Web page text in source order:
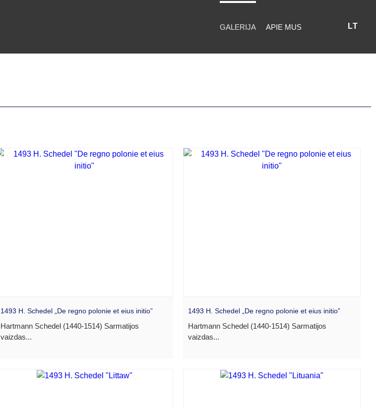
GALERIJA APIE MUS LT
1493 H. Schedel „De regno polonie et eius initio”
Hartmann Schedel (1440-1514) Sarmatijos
vaizdas...
1493 H. Schedel „De regno polonie et eius initio”
Hartmann Schedel (1440-1514) Sarmatijos
vaizdas...